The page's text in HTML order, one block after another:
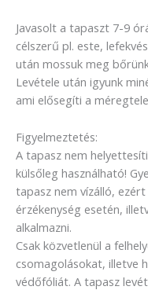
Javasolt a tapaszt 7-9
célszerű pl. este,
után mossuk meg
Levétele után igyunk
ami elősegíti a
Figyelmeztetés:
A tapasz nem
külsőleg használható!
tapasz nem vízálló,
érzékenység esetén,
alkalmazni.
Csak közvetlenül a
csomagolásokat, illetve
védőfóliát. A tapasz